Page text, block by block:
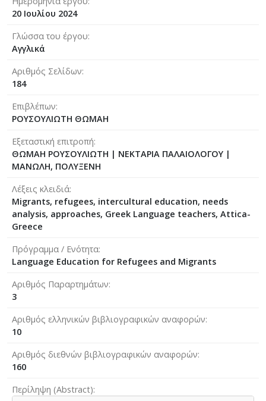
20 Ιουλίου 2024
Γλώσσα του έργου
Αγγλικά
Αριθμός Σελίδων
184
Επιβλέπων
ΡΟΥΣΟΥΛΙΩΤΗ ΘΩΜΑΗ
Εξεταστική επιτροπή
ΘΩΜΑΗ ΡΟΥΣΟΥΛΙΩΤΗ | ΝΕΚΤΑΡΙΑ ΠΑΛΑΙΟΛΟΓΟΥ |
ΜΑΝΩΛΗ, ΠΟΛΥΞΕΝΗ
Λέξεις κλειδιά
Migrants, refugees, intercultural education, needs
analysis, approaches, Greek Language teachers, Attica-
Greece
Πρόγραμμα / Ενότητα
Language Education for Refugees and Migrants
Αριθμός Παραρτημάτων
3
Αριθμός ελληνικών βιβλιογραφικών αναφορών
10
Αριθμός διεθνών βιβλιογραφικών αναφορών
160
Περίληψη (Abstract)